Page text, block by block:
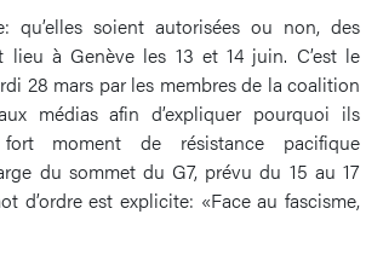
qu’elles soient autorisées ou non, des
lieu à Genève les 13 et 14 juin. C’est le
28 mars par les membres de la coalition
médias afin d’expliquer pourquoi ils
moment de résistance pacifique
du sommet du G7, prévu du 15 au 17
d’ordre est explicite: «Face au fascisme,